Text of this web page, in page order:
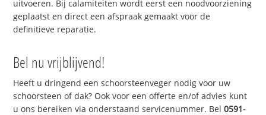
uitvoeren. Bij calamiteiten wordt eerst een noodvoorziening
geplaatst en direct een afspraak gemaakt voor de
definitieve reparatie.
Bel nu vrijblijvend!
Heeft u dringend een schoorsteenveger nodig voor uw
schoorsteen of dak? Ook voor een offerte en/of advies kunt
u ons bereiken via onderstaand servicenummer. Bel0591-